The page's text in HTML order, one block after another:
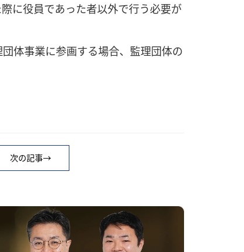
に役員であった者以外で行う必要が
体事業に参画する場合、監理団体の
次の記事→